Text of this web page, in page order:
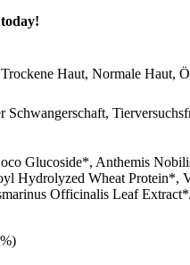
Haut, Normale Haut,
Schwangerschaft,
Glucoside*, Anthemis
Hydrolyzed Wheat
Officinalis Leaf